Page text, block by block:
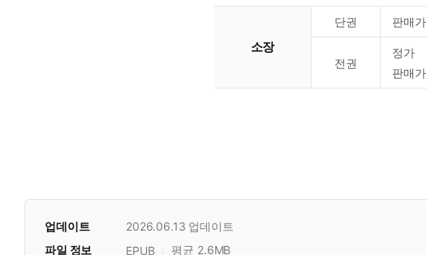
소장
단권 판매가
전권
정가
판매가
업데이트 2026.06.13 업데이트
파일 정보 EPUB
평균 2.6MB